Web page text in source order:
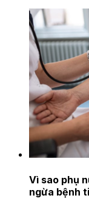
Vì sao phụ
ngừa bệnh